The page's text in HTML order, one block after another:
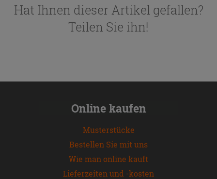
Hat Ihnen dieser Artikel gefallen?
Teilen Sie ihn!
Online kaufen
Musterstücke
Bestellen Sie mit uns
Wie man online kauft
Lieferzeiten und -kosten